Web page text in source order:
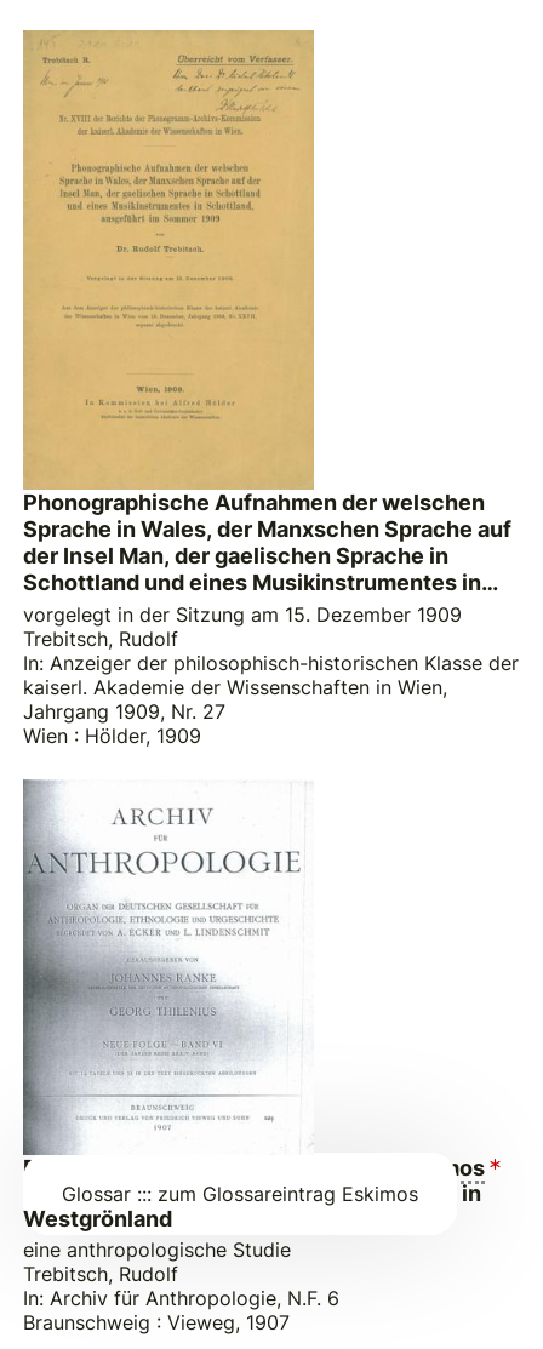
Phonographische Aufnahmen der welschen
Sprache in Wales, der Manxschen Sprache auf
der Insel Man, der gaelischen Sprache in
Schottland und eines Musikinstrumentes in
Schottland, ausgeführt im Sommer 1909
vorgelegt in der Sitzung am 15. Dezember 1909
Trebitsch, Rudolf
In: Anzeiger der philosophisch-historischen Klasse der
kaiserl. Akademie der Wissenschaften in Wien,
Jahrgang 1909, Nr. 27
Wien : Hölder, 1909
Die "blauen Geburtsflecke" bei den Eskimos
Glossar ::: zum Glossareintrag Eskimos
in
Westgrönland
eine anthropologische Studie
Trebitsch, Rudolf
In: Archiv für Anthropologie, N.F. 6
Braunschweig : Vieweg, 1907